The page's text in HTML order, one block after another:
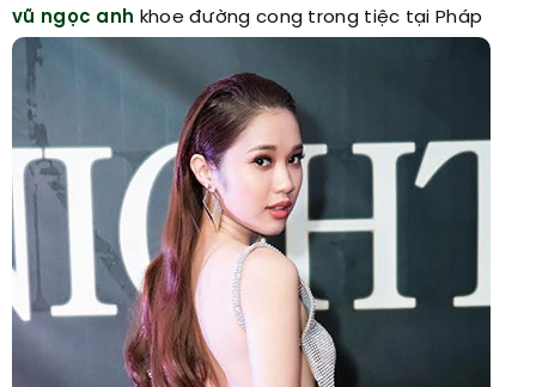
vũ ngọc anh khoe đường cong trong tiệc tại Pháp